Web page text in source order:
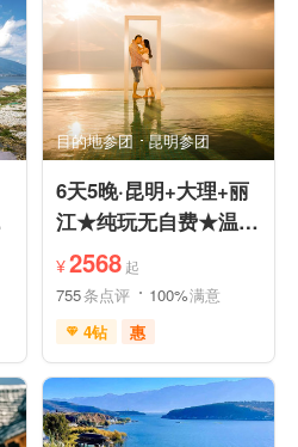
支持儿童入住
品质游
情侣游
祈福之旅
赏花之旅
森林公园
森林草原
特色民宿
亲子休闲
自由活动
目的地参团
昆明参团
6天5晚·昆明+大理+丽
江★纯玩无自费★温德
姆国际连锁酒店入住
¥2568 起
755条点评 100%满意
4钻
惠
免费接送机
中文服务
管家服务
品质游
喀斯特地貌
滇池红嘴鸥
乡村趣游
古镇古村